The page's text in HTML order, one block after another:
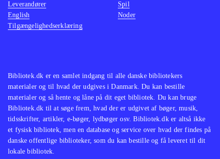
Bibliotek.dk er en samlet indgang til alle danske bibliotekers
materialer og til hvad der udgives i Danmark. Du kan bestille
materialer og så hente og låne på dit eget bibliotek. Du kan bruge
Bibliotek.dk til at søge frem, hvad der er udgivet af bøger, musik,
tidsskrifter, artikler, e-bøger, lydbøger osv. Bibliotek.dk er altså ikke
et fysisk bibliotek, men en database og service over hvad der findes på
danske offentlige biblioteker, som du kan bestille og få leveret til dit
lokale bibliotek.
Leverandører
English
Tilgængelighedserklæring
Spil
Noder